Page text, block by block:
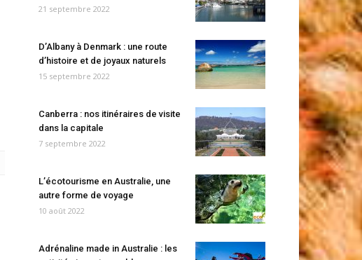
21 septembre 2022
D’Albany à Denmark : une route
d’histoire et de joyaux naturels
15 septembre 2022
Canberra : nos itinéraires de visite
dans la capitale
7 septembre 2022
L’écotourisme en Australie, une
autre forme de voyage
10 août 2022
Adrénaline made in Australie : les